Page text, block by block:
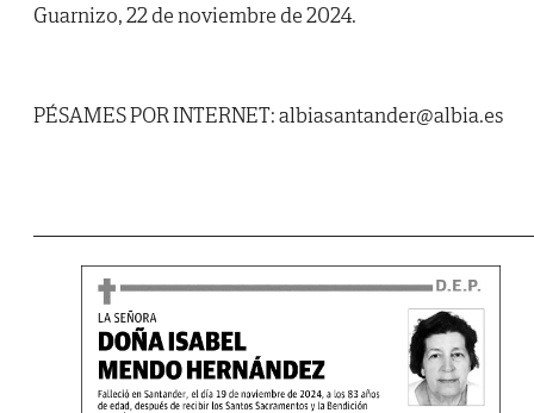
Guarnizo, 22 de noviembre de 2024.
PÉSAMES POR INTERNET: albiasantander@albia.es